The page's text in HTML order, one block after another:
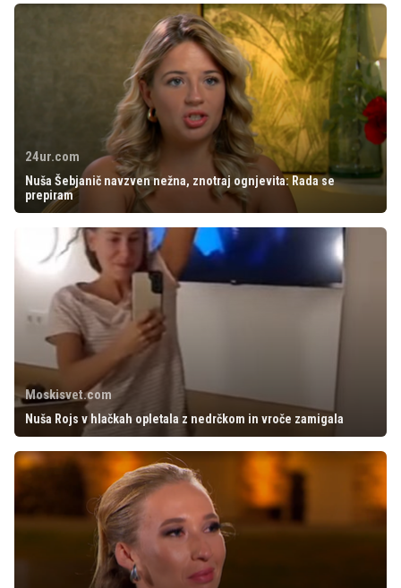
24ur.com
Nuša Šebjanič navzven nežna, znotraj ognjevita: Rada se
prepiram
Moskisvet.com
Nuša Rojs v hlačkah opletala z nedrčkom in vroče zamigala